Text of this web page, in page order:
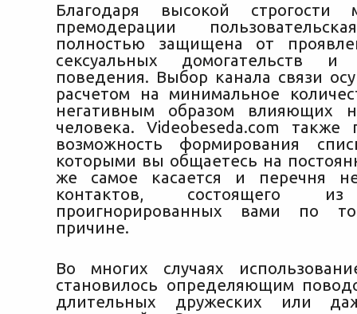
Благодаря высокой строгости
премодерации
полностью защищена от
сексуальных домогательств и
поведения. Выбор канала связи
расчетом на минимальное
негативным образом влияющих
человека. Videobeseda.com также
возможность формирования
которыми вы общаетесь на
же самое касается и перечня
контактов, состоящего из
проигнорированных вами по
причине.
Во многих случаях
становилось определяющим
длительных дружеских или